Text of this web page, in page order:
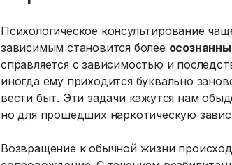
Психологическое консультирование
зависимым становится более
справляется с зависимостью и
иногда ему приходится буквально
вести быт. Эти задачи кажутся нам
но для прошедших наркотическую
Возвращение к обычной жизни